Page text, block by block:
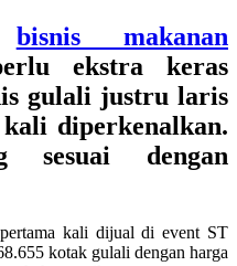
bisnis makanan
ekstra keras
gulali justru laris
diperkenalkan.
sesuai dengan
kali dijual di event ST
kotak gulali dengan harga